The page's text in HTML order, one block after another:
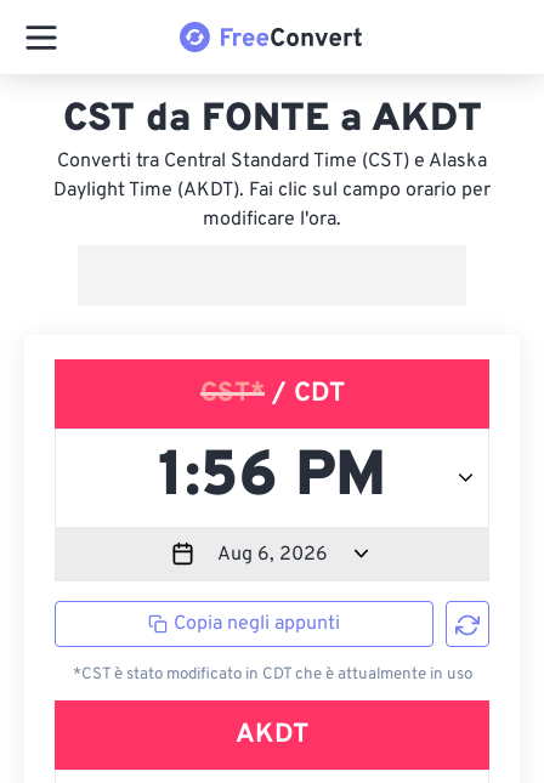
CST da FONTE a AKDT
Converti tra Central Standard Time (CST) e Alaska
Daylight Time (AKDT). Fai clic sul campo orario per
modificare l'ora.
CST*/ CDT
Copia negli appunti
*CST è stato modificato in CDT che è attualmente in uso
AKDT